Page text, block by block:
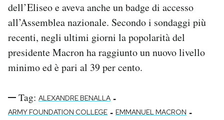
dell’Eliseo e aveva anche un badge di accesso
all’Assemblea nazionale. Secondo i sondaggi più
recenti, negli ultimi giorni la popolarità del
presidente Macron ha raggiunto un nuovo livello
minimo ed è pari al 39 per cento.
Tag: ALEXANDRE BENALLA -
ARMY FOUNDATION COLLEGE - EMMANUEL MACRON -